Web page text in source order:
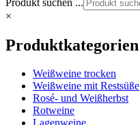
×
Produktkategorien
Weißweine trocken
Weißweine mit Restsüße
Rosé- und Weißherbst
Rotweine